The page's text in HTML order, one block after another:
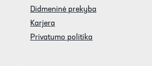
Didmeninė prekyba
Karjera
Privatumo politika